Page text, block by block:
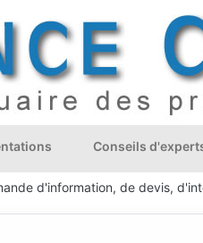
Conseils
d'information, de devis,